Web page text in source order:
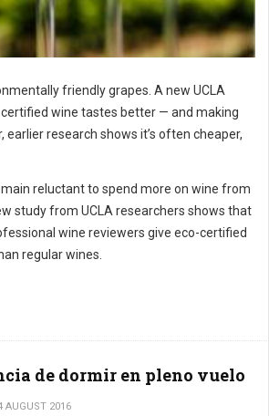
friendly grapes. A new UCLA
wine tastes better — and making
earlier research shows it’s often cheaper,
reluctant to spend more on wine from
study from UCLA researchers shows that
wine reviewers give eco-certified
regular wines.
de dormir en pleno vuelo
AUGUST 2016